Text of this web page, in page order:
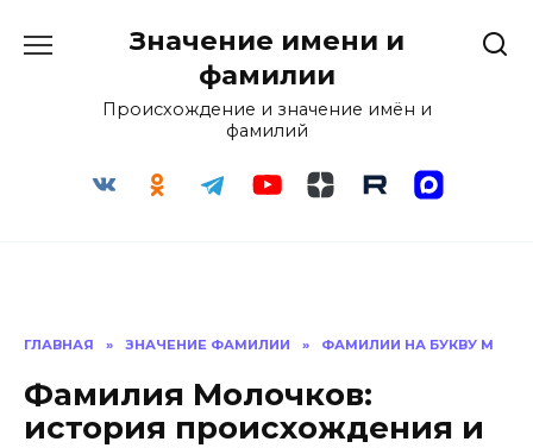
Значение имени и
фамилии
Происхождение и значение имён и
фамилий
ГЛАВНАЯ » ЗНАЧЕНИЕ ФАМИЛИИ » ФАМИЛИИ НА БУКВУ М
Фамилия Молочков:
история происхождения и